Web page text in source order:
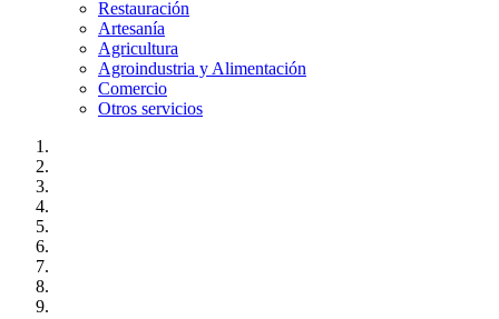
Restauración
Artesanía
Agricultura
Agroindustria y Alimentación
Comercio
Otros servicios